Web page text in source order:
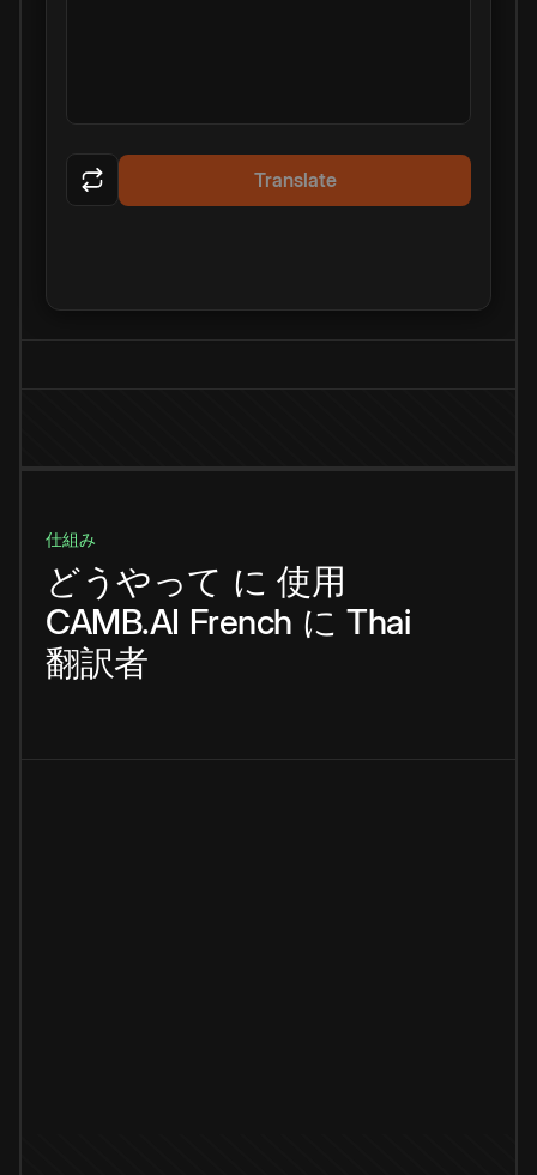
Translate
仕組み
どうやって に 使用
CAMB.AI French に Thai
翻訳者